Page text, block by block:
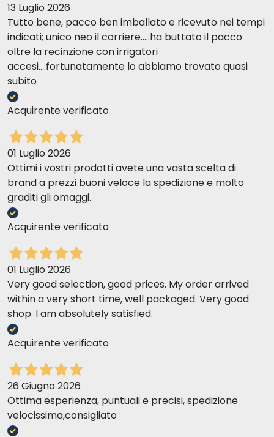
13 Luglio 2026
Tutto bene, pacco ben imballato e ricevuto nei tempi
indicati; unico neo il corriere.....ha buttato il pacco
oltre la recinzione con irrigatori
accesi....fortunatamente lo abbiamo trovato quasi
subito
Acquirente verificato
01 Luglio 2026
Ottimi i vostri prodotti avete una vasta scelta di
brand a prezzi buoni veloce la spedizione e molto
graditi gli omaggi.
Acquirente verificato
01 Luglio 2026
Very good selection, good prices. My order arrived
within a very short time, well packaged. Very good
shop. I am absolutely satisfied.
Acquirente verificato
26 Giugno 2026
Ottima esperienza, puntuali e precisi, spedizione
velocissima,consigliato